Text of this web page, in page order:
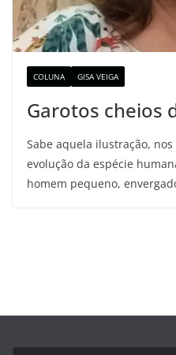
COLUNA GISA VEIGA
Garotos cheios
Sabe aquela ilustração,
evolução da espécie
homem pequeno,